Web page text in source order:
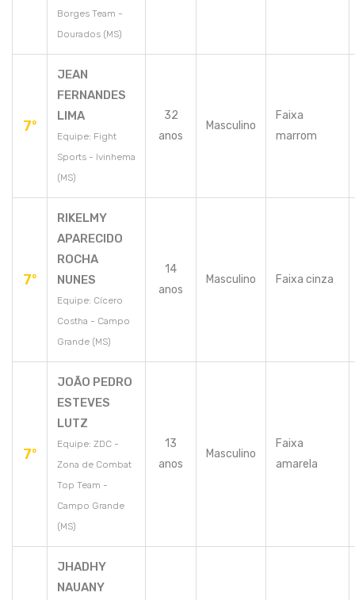
Borges Team -
Dourados (MS)
7º
JEAN
FERNANDES
LIMA
Equipe: Fight
Sports - Ivinhema
(MS)
32
anos
Masculino
Faixa
marrom
7º
RIKELMY
APARECIDO
ROCHA
NUNES
Equipe: Cícero
Costha - Campo
Grande (MS)
14
anos
Masculino Faixa cinza
7º
JOÃO PEDRO
ESTEVES
LUTZ
Equipe: ZDC -
Zona de Combat
Top Team -
Campo Grande
(MS)
13
anos
Masculino
Faixa
amarela
JHADHY
NAUANY